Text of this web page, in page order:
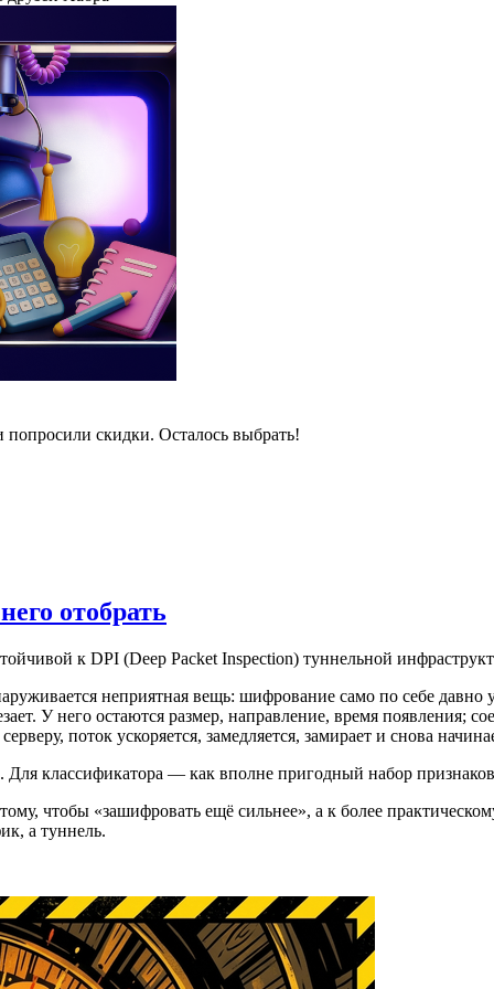
скидки. Осталось выбрать!
отобрать
к DPI (Deep Packet Inspection) туннельной
неприятная вещь: шифрование само по себе давно
У него остаются размер, направление, время появления;
поток ускоряется, замедляется, замирает и снова
Для классификатора — как вполне пригодный набор
чтобы «зашифровать ещё сильнее», а к более
а туннель.